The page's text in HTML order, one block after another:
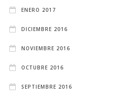
ENERO 2017
DICIEMBRE 2016
NOVIEMBRE 2016
OCTUBRE 2016
SEPTIEMBRE 2016